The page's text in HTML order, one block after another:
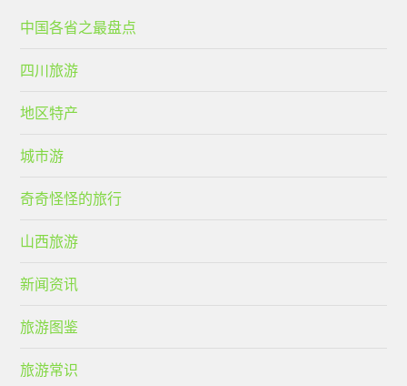
中国各省之最盘点
四川旅游
地区特产
城市游
奇奇怪怪的旅行
山西旅游
新闻资讯
旅游图鉴
旅游常识